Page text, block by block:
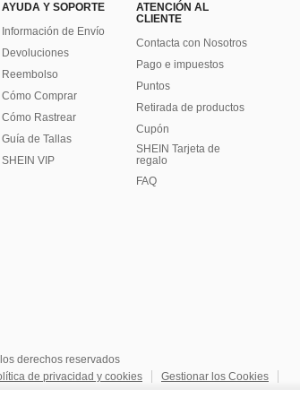
AYUDA Y SOPORTE
Información de Envío
Devoluciones
Reembolso
Cómo Comprar
Cómo Rastrear
Guía de Tallas
SHEIN VIP
ATENCIÓN AL
CLIENTE
Contacta con Nosotros
Pago e impuestos
Puntos
Retirada de productos
Cupón
SHEIN Tarjeta de
regalo
FAQ
derechos reservados
de privacidad y cookies
Gestionar los Cookies